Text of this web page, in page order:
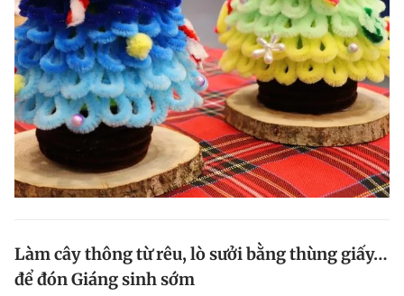
Làm cây thông từ rêu, lò sưởi bằng thùng giấy…
để đón Giáng sinh sớm